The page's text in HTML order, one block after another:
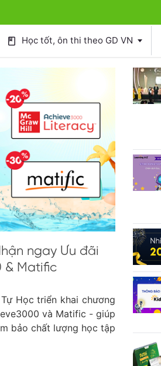
book Học tốt, ôn thi theo GD VN
ngay Ưu đãi
& Matific
Học triển khai chương
và Matific - giúp
bảo chất lượng học tập